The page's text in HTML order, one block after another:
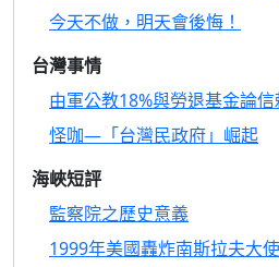
今天不做，明天會後悔！
台灣事情
由軍公教18%與勞退基金論
怪咖—「台灣民政府」崛起
海峽短評
監察院之歷史意義
1999年美國轟炸南斯拉夫大